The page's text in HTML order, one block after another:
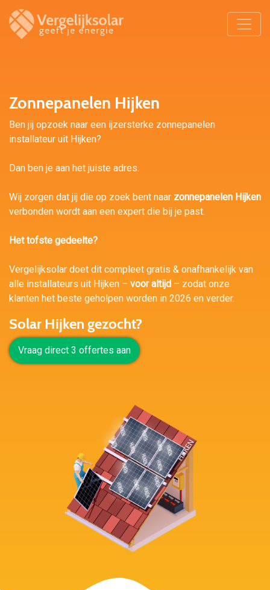
Zonnepanelen Hijken
Ben jij opzoek naar een ijzersterke zonnepanelen
installateur uit Hijken?
Dan ben je aan het juiste adres.
Wij zorgen dat jij die op zoek bent naar zonnepanelen Hijken
verbonden wordt aan een expert die bij je past.
Het tofste gedeelte?
Vergelijksolar doet dit compleet gratis & onafhankelijk van
alle installateurs uit Hijken – voor altijd – zodat onze
klanten het beste geholpen worden in 2026 en verder.
Solar Hijken gezocht?
Vraag direct 3 offertes aan